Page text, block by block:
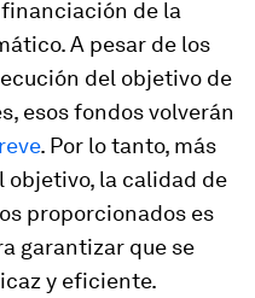
de la
A pesar de los
del objetivo de
esos fondos volverán
. Por lo tanto, más
objetivo, la calidad de
proporcionados es
garantizar que se
y eficiente.